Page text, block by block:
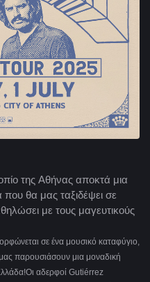
της Αθήνας αποκτά μια
που θα μας ταξιδέψει σε
με τους μαγευτικούς
σε ένα μουσικό καταφύγιο,
παρουσιάσουν μια μοναδική
αδερφοί Gutiérrez